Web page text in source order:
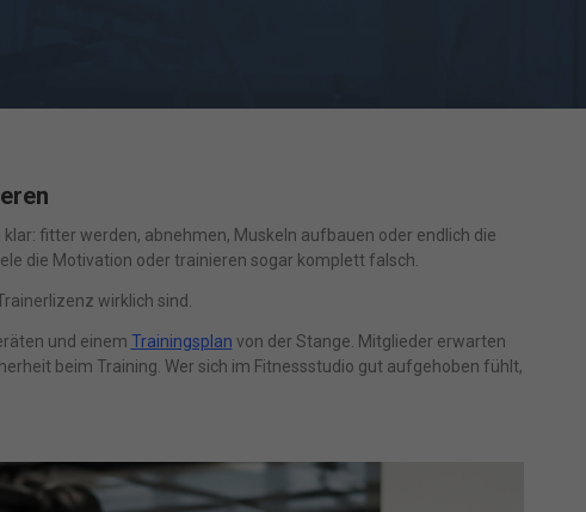
fitter werden, abnehmen, Muskeln aufbauen oder endlich die
die Motivation oder trainieren sogar komplett falsch.
wirklich sind.
und einem Trainingsplan von der Stange. Mitglieder erwarten
beim Training. Wer sich im Fitnessstudio gut aufgehoben fühlt,